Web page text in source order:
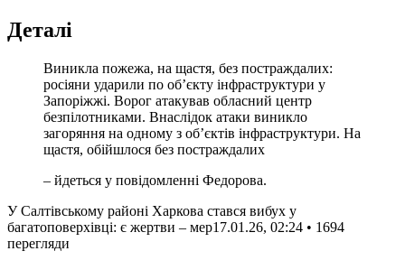
Деталі
Виникла пожежа, на щастя, без постраждалих:
росіяни ударили по об’єкту інфраструктури у
Запоріжжі. Ворог атакував обласний центр
безпілотниками. Внаслідок атаки виникло
загоряння на одному з об’єктів інфраструктури. На
щастя, обійшлося без постраждалих
– йдеться у повідомленні Федорова.
У Салтівському районі Харкова стався вибух у
багатоповерхівці: є жертви – мер17.01.26, 02:24 • 1694
перегляди